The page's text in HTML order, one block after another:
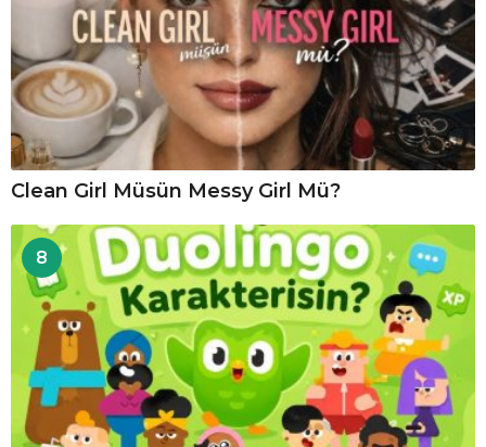
Clean Girl Müsün Messy Girl Mü?
8